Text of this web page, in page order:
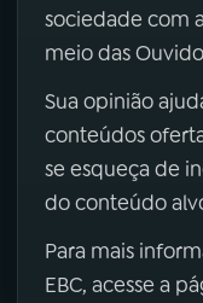
sociedade com
meio das
Sua opinião
conteúdos
se esqueça de
do conteúdo
Para mais
EBC, acesse a